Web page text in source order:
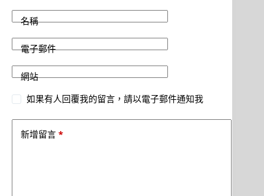
名稱
電子郵件
網站
如果有人回覆我的留言，請以電子郵件通知我
新增留言 *